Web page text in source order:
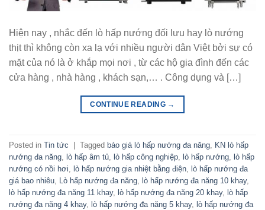
Hiện nay , nhắc đến lò hấp nướng đối lưu hay lò nướng
thịt thì không còn xa lạ với nhiều người dân Việt bởi sự có
mặt của nó là ở khắp mọi nơi , từ các hộ gia đình đến các
cửa hàng , nhà hàng , khách sạn,… . Công dụng và […]
CONTINUE READING →
Posted in Tin tức Tagged báo giá lò hấp nướng đa năng
KN lò hấp
nướng đa năng
lò hấp âm tủ lò hấp công nghiệp lò hấp nướng
lò hấp
nướng có nồi hơi
lò hấp nướng gia nhiệt bằng điện
lò hấp nướng đa
giá bao nhiêu
Lò hấp nướng đa năng lò hấp nướng đa năng 10 khay,
lò hấp nướng đa năng 11 khay, lò hấp nướng đa năng 20 khay,
lò hấp
nướng đa năng 4 khay, lò hấp nướng đa năng 5 khay,
lò hấp nướng đa